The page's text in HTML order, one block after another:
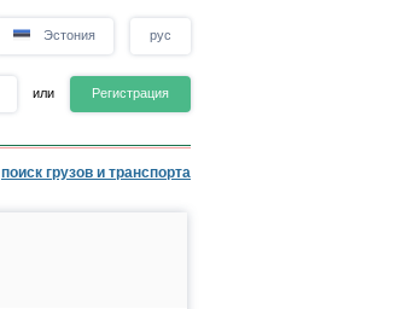
Эстония рус
или Регистрация
поиск грузов и транспорта